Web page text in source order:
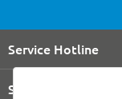
Service Hotline
Shop Service